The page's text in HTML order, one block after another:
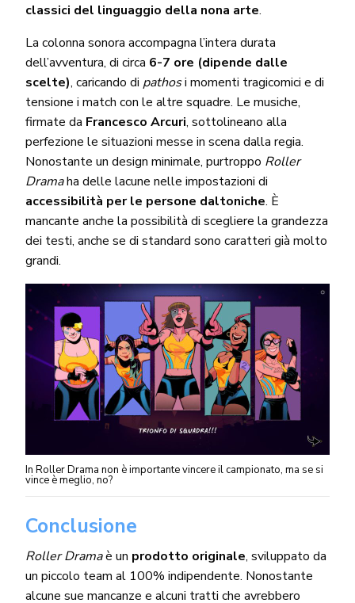
classici del linguaggio della nona arte.
La colonna sonora accompagna l’intera durata
dell’avventura, di circa 6-7 ore (dipende dalle
scelte), caricando di pathosi momenti tragicomici e di
tensione i match con le altre squadre. Le musiche,
firmate da Francesco Arcuri, sottolineano alla
perfezione le situazioni messe in scena dalla regia.
Nonostante un design minimale, purtroppo Roller
Dramaha delle lacune nelle impostazioni di
accessibilità per le persone daltoniche. È
mancante anche la possibilità di scegliere la grandezza
dei testi, anche se di standard sono caratteri già molto
grandi.
In Roller Drama non è importante vincere il campionato, ma se si
vince è meglio, no?
Conclusione
Roller Dramaè un prodotto originale, sviluppato da
un piccolo team al 100% indipendente. Nonostante
alcune sue mancanze e alcuni tratti che avrebbero